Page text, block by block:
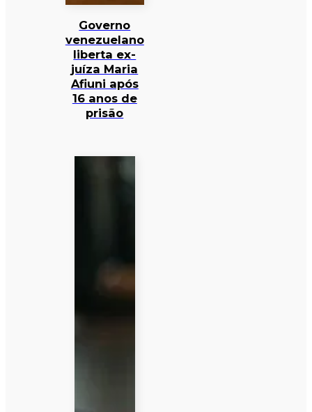
Governo
venezuelano
liberta ex-
juíza Maria
Afiuni após
16 anos de
prisão